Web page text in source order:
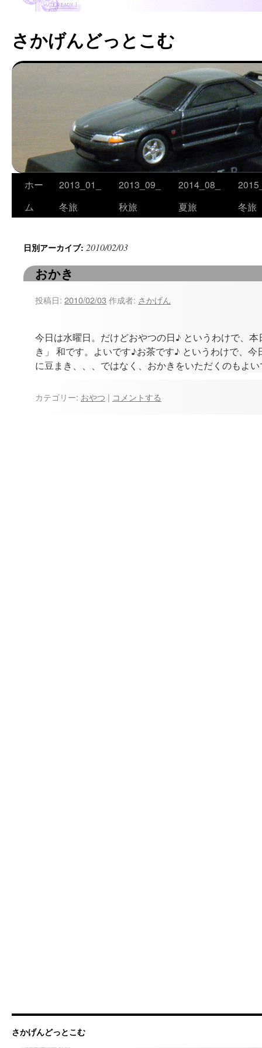
さかげんどっとこむ
コ
ン
ツ
ホー
ム
2013_01_
冬旅
2013_09_
秋旅
2014_08_
夏旅
冬旅
日別アーカイブ: 2010/02/03
おかき
投稿日: 2010/02/03 作成者: さかげん
今日は水曜日。だけどおやつの日♪ というわけで、
き」 和です。よいです♪お茶です♪ というわけで、
に豆まき、、、ではなく、おかきをいただくのもよ
カテゴリー: おやつ | コメントする
さかげんどっとこむ